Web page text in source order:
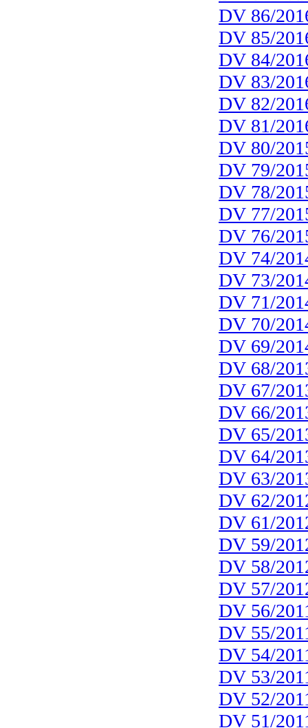
DV 86/
DV 85/
DV 84/
DV 83/
DV 82/
DV 81/
DV 80/
DV 79/
DV 78/
DV 77/
DV 76/
DV 74/
DV 73/
DV 71/
DV 70/
DV 69/
DV 68/
DV 67/
DV 66/
DV 65/
DV 64/
DV 63/
DV 62/
DV 61/
DV 59/
DV 58/
DV 57/
DV 56/
DV 55/
DV 54/
DV 53/
DV 52/
DV 51/